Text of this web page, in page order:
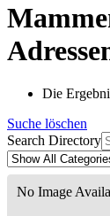
Die
Suche löschen
Search Directory
No Image